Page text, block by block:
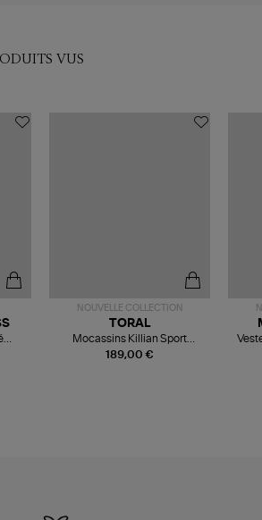
VUS
NOUVELLE COLLECTION
189,00 €
TORAL
Mocassins Killian Sport
Mousse